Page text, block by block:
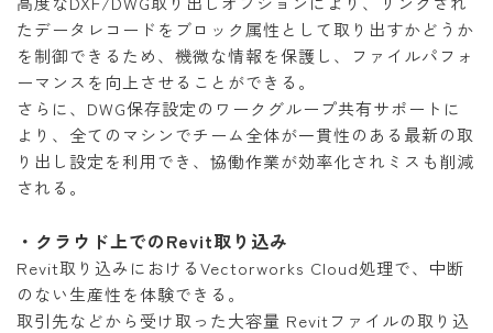
たデータレコードをブロック属性として取り出すかどうか
を制御できるため、機微な情報を保護し、ファイルパフォ
ーマンスを向上させることができる。
さらに、DWG保存設定のワークグループ共有サポートに
より、全てのマシンでチーム全体が一貫性のある最新の取
り出し設定を利用でき、協働作業が効率化されミスも削減
される。
・クラウド上でのRevit取り込み
Revit取り込みにおけるVectorworks Cloud処理で、中断
のない生産性を体験できる。
取引先などから受け取った大容量 Revitファイルの取り込